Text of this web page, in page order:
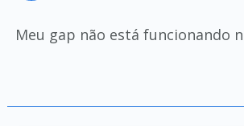
Meu gap não está funcionando